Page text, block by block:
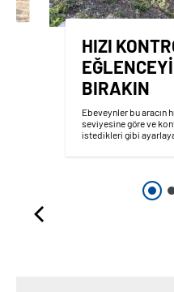
HIZI
BIRAKIN
Ebeveynler bu aracın
seviyesine göre ve
istedikleri gibi